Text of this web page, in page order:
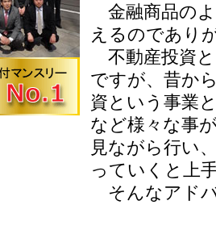
金融商品の
えるのであり
不動産投資
ですが、昔か
資という事業
など様々な事
見ながら行い
っていくと上
そんなアド